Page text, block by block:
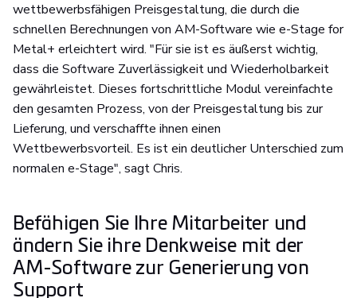
wettbewerbsfähigen Preisgestaltung, die durch die
schnellen Berechnungen von AM-Software wie e-Stage for
Metal+ erleichtert wird. "Für sie ist es äußerst wichtig,
dass die Software Zuverlässigkeit und Wiederholbarkeit
gewährleistet. Dieses fortschrittliche Modul vereinfachte
den gesamten Prozess, von der Preisgestaltung bis zur
Lieferung, und verschaffte ihnen einen
Wettbewerbsvorteil. Es ist ein deutlicher Unterschied zum
normalen e-Stage", sagt Chris.
Befähigen Sie Ihre Mitarbeiter und
ändern Sie ihre Denkweise mit der
AM-Software zur Generierung von
Support